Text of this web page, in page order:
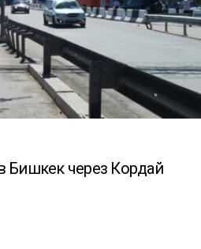
Бишкек через Кордай